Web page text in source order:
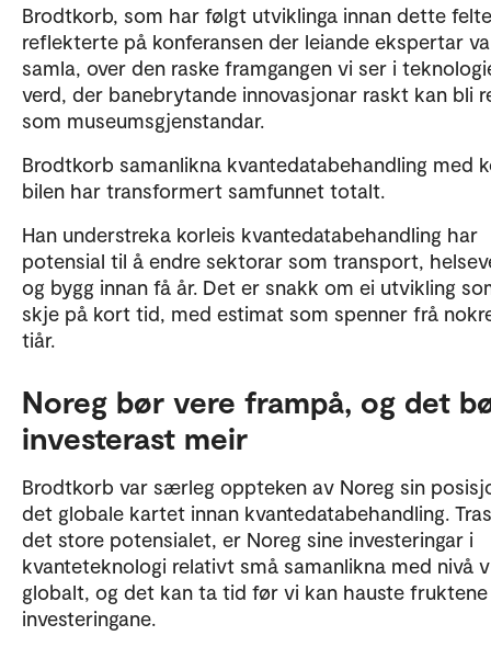
Brodtkorb, som har følgt utviklinga innan dette
reflekterte på konferansen der leiande ekspertar
samla, over den raske framgangen vi ser i
verd, der banebrytande innovasjonar raskt kan bli
som museumsgjenstandar.
Brodtkorb samanlikna kvantedatabehandling med
bilen har transformert samfunnet totalt.
Han understreka korleis kvantedatabehandling har
potensial til å endre sektorar som transport,
og bygg innan få år. Det er snakk om ei utvikling
skje på kort tid, med estimat som spenner frå
tiår.
Noreg bør vere frampå, og det
investerast meir
Brodtkorb var særleg oppteken av Noreg sin
det globale kartet innan kvantedatabehandling.
det store potensialet, er Noreg sine investeringar i
kvanteteknologi relativt små samanlikna med nivå
globalt, og det kan ta tid før vi kan hauste
investeringane.